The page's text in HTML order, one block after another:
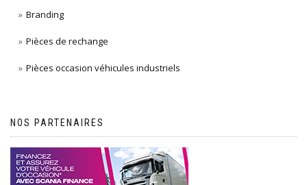
Branding
Pièces de rechange
Pièces occasion véhicules industriels
NOS PARTENAIRES